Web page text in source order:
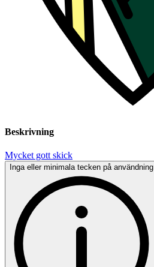
Beskrivning
Mycket gott skick
Inga eller minimala tecken på användning